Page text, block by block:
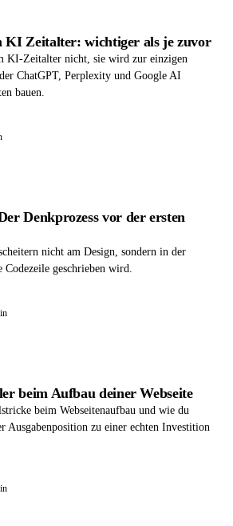
KI Zeitalter: wichtiger als je zuvor
KI-Zeitalter nicht, sie wird zur einzigen
ChatGPT, Perplexity und Google AI
bauen.
Denkprozess vor der ersten
nicht am Design, sondern in der
geschrieben wird.
beim Aufbau deiner Webseite
beim Webseitenaufbau und wie du
Ausgabenposition zu einer echten Investition